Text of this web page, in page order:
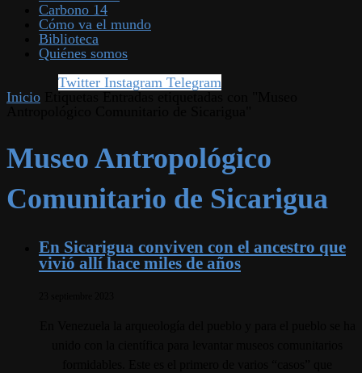
Carbono 14
Cómo va el mundo
Biblioteca
Quiénes somos
Twitter Instagram Telegram
Inicio
Museo Antropológico
Comunitario de Sicarigua
En Sicarigua conviven con el ancestro que
vivió allí hace miles de años